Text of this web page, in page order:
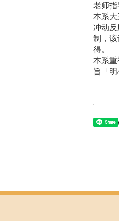
老师指
本系大
冲动反
制，该
得。
本系重
旨「明
Share